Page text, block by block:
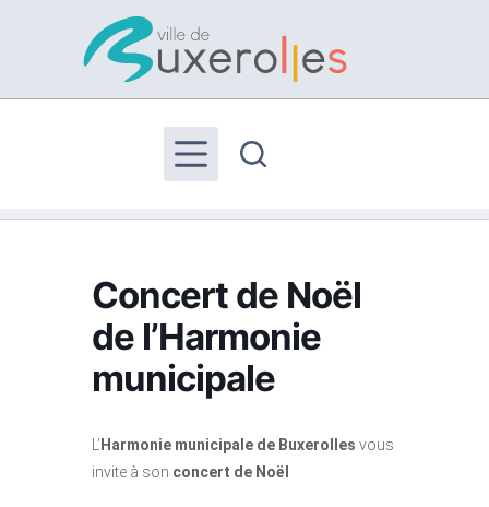
Évenements >
Concert de Noël
de l’Harmonie
municipale
L’ Harmonie municipale de Buxerolles vous
invite à son concert de Noël